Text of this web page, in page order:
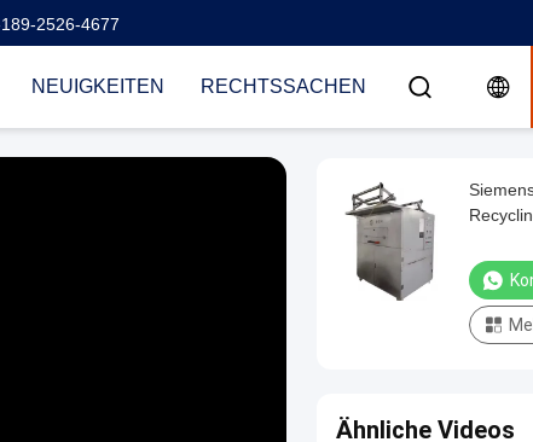
2526-4677
NEUIGKEITEN RECHTSSACHEN
Ähnliche Videos